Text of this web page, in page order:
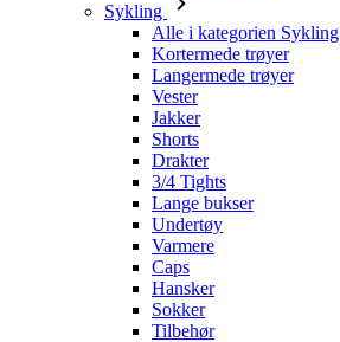
Sykling
Alle i kategorien Sykling
Kortermede trøyer
Langermede trøyer
Vester
Jakker
Shorts
Drakter
3/4 Tights
Lange bukser
Undertøy
Varmere
Caps
Hansker
Sokker
Tilbehør